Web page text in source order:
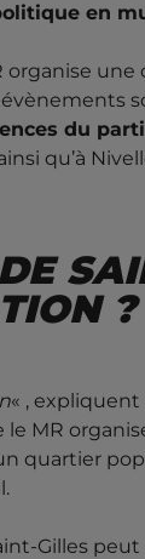
en
organise
évènements
du
qu’à
?
« ,
MR
quartier
Gilles